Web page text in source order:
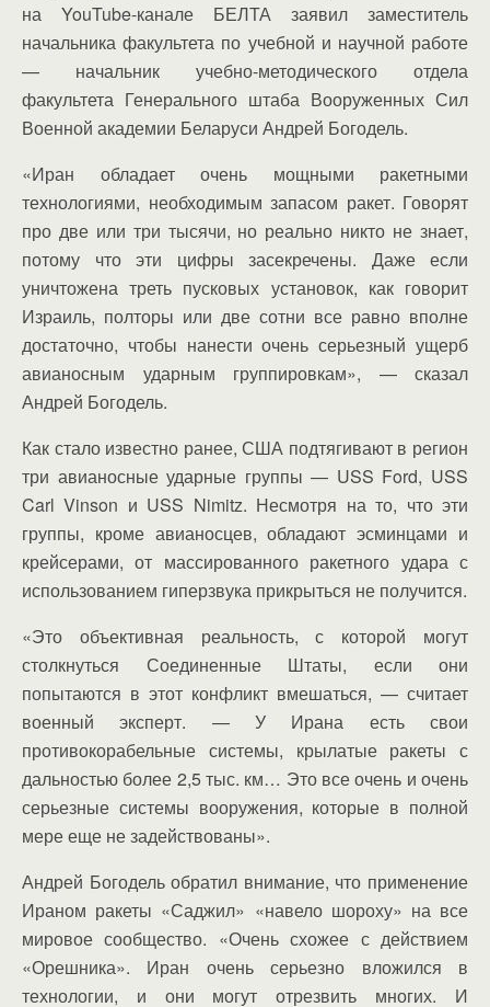
на YouTube-канале БЕЛТА заявил заместитель
начальника факультета по учебной и научной работе
— начальник учебно-методического отдела
факультета Генерального штаба Вооруженных Сил
Военной академии Беларуси Андрей Богодель.
«Иран обладает очень мощными ракетными
технологиями, необходимым запасом ракет. Говорят
про две или три тысячи, но реально никто не знает,
потому что эти цифры засекречены. Даже если
уничтожена треть пусковых установок, как говорит
Израиль, полторы или две сотни все равно вполне
достаточно, чтобы нанести очень серьезный ущерб
авианосным ударным группировкам», — сказал
Андрей Богодель.
Как стало известно ранее, США подтягивают в регион
три авианосные ударные группы — USS Ford, USS
Carl Vinson и USS Nimitz. Несмотря на то, что эти
группы, кроме авианосцев, обладают эсминцами и
крейсерами, от массированного ракетного удара с
использованием гиперзвука прикрыться не получится.
«Это объективная реальность, с которой могут
столкнуться Соединенные Штаты, если они
попытаются в этот конфликт вмешаться, — считает
военный эксперт. — У Ирана есть свои
противокорабельные системы, крылатые ракеты с
дальностью более 2,5 тыс. км… Это все очень и очень
серьезные системы вооружения, которые в полной
мере еще не задействованы».
Андрей Богодель обратил внимание, что применение
Ираном ракеты «Саджил» «навело шороху» на все
мировое сообщество. «Очень схожее с действием
«Орешника». Иран очень серьезно вложился в
технологии, и они могут отрезвить многих. И